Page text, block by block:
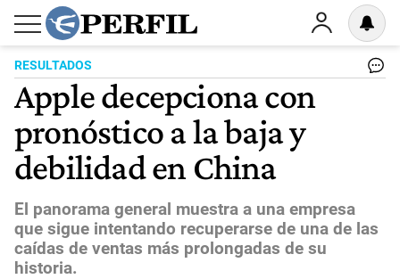
RESULTADOS
Apple decepciona con
pronóstico a la baja y
debilidad en China
El panorama general muestra a una empresa
que sigue intentando recuperarse de una de las
caídas de ventas más prolongadas de su
historia.